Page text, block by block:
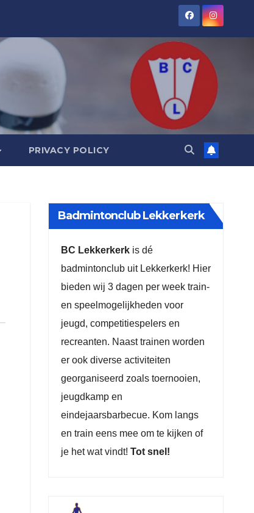
PRIVACY POLICY
Badmintonclub Lekkerkerk
BC Lekkerkerkis dé
badmintonclub uit Lekkerkerk! Hier
bieden wij 3 dagen per week train-
en speelmogelijkheden voor
jeugd, competitiespelers en
recreanten. Naast trainen worden
er ook diverse activiteiten
georganiseerd zoals toernooien,
jeugdkamp en
eindejaarsbarbecue. Kom langs
en train eens mee om te kijken of
je het wat vindt! Tot snel!